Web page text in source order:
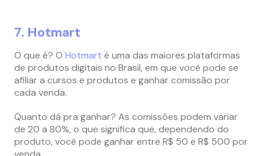
7. Hotmart
O que é? O Hotmart é uma das maiores plataformas
de produtos digitais no Brasil, em que você pode se
afiliar a cursos e produtos e ganhar comissão por
cada venda.
Quanto dá pra ganhar? As comissões podem variar
de 20 a 80%, o que significa que, dependendo do
produto, você pode ganhar entre R$ 50 e R$ 500 por